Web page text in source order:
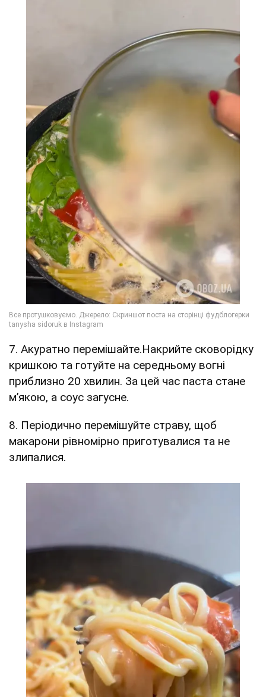
7. Акуратно перемішайте.Накрийте сковорідку
кришкою та готуйте на середньому вогні
приблизно 20 хвилин. За цей час паста стане
м’якою, а соус загусне.
8. Періодично перемішуйте страву, щоб
макарони рівномірно приготувалися та не
злипалися.